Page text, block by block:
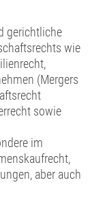
gerichtliche
wie
(Mergers
sowie
im
aber auch